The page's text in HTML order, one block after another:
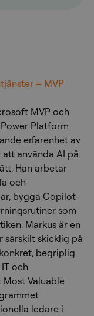
– MVP
MVP och
Platform
erfarenhet av
använda AI på
Han arbetar
och
bygga Copilot-
som
Markus är en
särskilt skicklig på
begriplig
och
Valuable
ledare i